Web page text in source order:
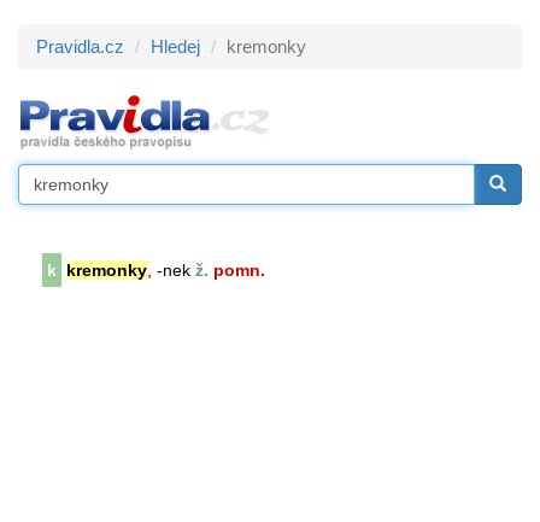
Pravidla.cz Hledej kremonky
k kremonky , -nek ž. pomn.